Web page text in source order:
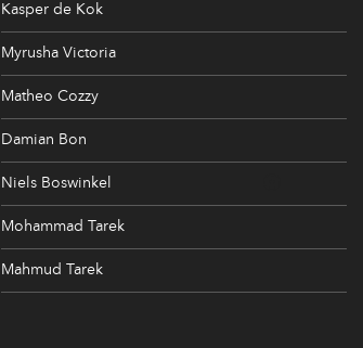
Kasper de Kok
Myrusha Victoria
Matheo Cozzy
Damian Bon
Niels Boswinkel
Mohammad Tarek
Mahmud Tarek